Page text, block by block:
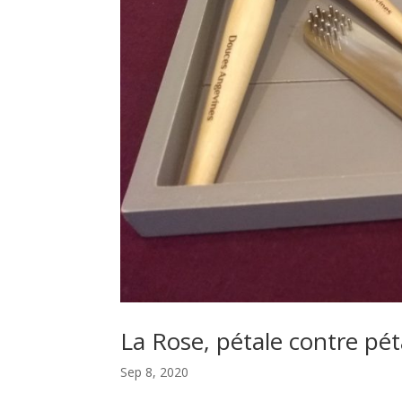
La Rose, pétale contre
Sep 8, 2020